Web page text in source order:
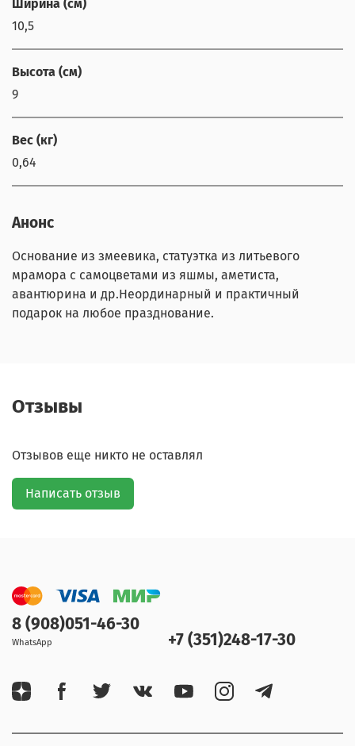
Ширина (см)
10,5
Высота (см)
9
Вес (кг)
0,64
Анонс
Основание из змеевика, статуэтка из литьевого
мрамора с самоцветами из яшмы, аметиста,
авантюрина и др.Неординарный и практичный
подарок на любое празднование.
Отзывы
Отзывов еще никто не оставлял
Написать отзыв
8 (908)051-46-30
WhatsApp +7 (351)248-17-30